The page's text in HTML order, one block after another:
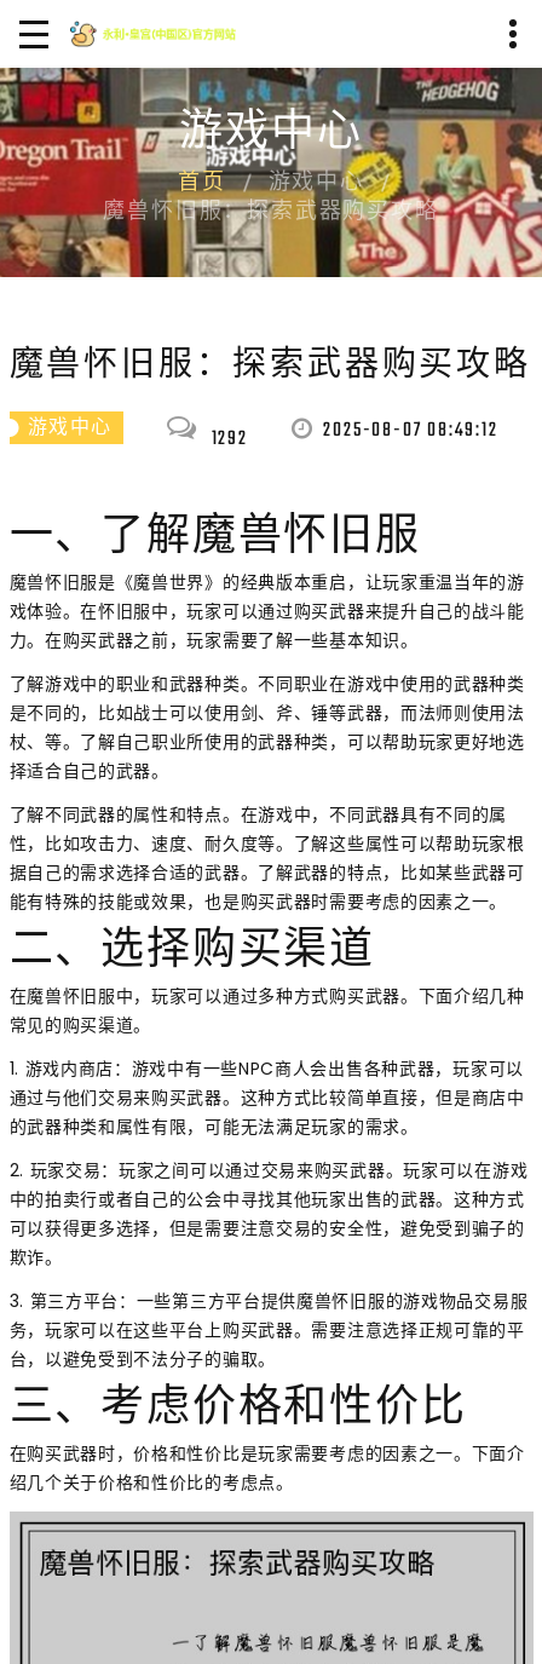
游戏中心
首页
游戏中心
魔兽怀旧服：探索武器购买攻略
魔兽怀旧服：探索武器购买攻略
游戏中心 1292 2025-08-07 08:49:12
一、了解魔兽怀旧服
魔兽怀旧服是《魔兽世界》的经典版本重启，让玩家重温当年的游
戏体验。在怀旧服中，玩家可以通过购买武器来提升自己的战斗能
力。在购买武器之前，玩家需要了解一些基本知识。
了解游戏中的职业和武器种类。不同职业在游戏中使用的武器种类
是不同的，比如战士可以使用剑、斧、锤等武器，而法师则使用法
杖、等。了解自己职业所使用的武器种类，可以帮助玩家更好地选
择适合自己的武器。
了解不同武器的属性和特点。在游戏中，不同武器具有不同的属
性，比如攻击力、速度、耐久度等。了解这些属性可以帮助玩家根
据自己的需求选择合适的武器。了解武器的特点，比如某些武器可
能有特殊的技能或效果，也是购买武器时需要考虑的因素之一。
二、选择购买渠道
在魔兽怀旧服中，玩家可以通过多种方式购买武器。下面介绍几种
常见的购买渠道。
1. 游戏内商店：游戏中有一些NPC商人会出售各种武器，玩家可以
通过与他们交易来购买武器。这种方式比较简单直接，但是商店中
的武器种类和属性有限，可能无法满足玩家的需求。
2. 玩家交易：玩家之间可以通过交易来购买武器。玩家可以在游戏
中的拍卖行或者自己的公会中寻找其他玩家出售的武器。这种方式
可以获得更多选择，但是需要注意交易的安全性，避免受到骗子的
欺诈。
3. 第三方平台：一些第三方平台提供魔兽怀旧服的游戏物品交易服
务，玩家可以在这些平台上购买武器。需要注意选择正规可靠的平
台，以避免受到不法分子的骗取。
三、考虑价格和性价比
在购买武器时，价格和性价比是玩家需要考虑的因素之一。下面介
绍几个关于价格和性价比的考虑点。